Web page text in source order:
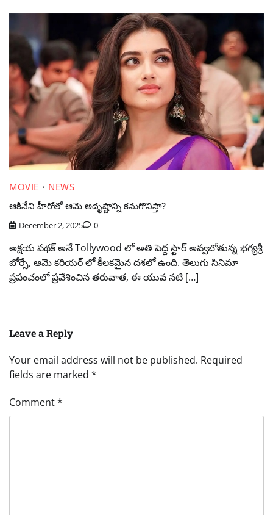
MOVIE
NEWS
ఆకినేని హీరోతో ఆమె అదృష్టాన్ని కనుగొనిస్తా?
December 2, 2025 0
అక్షయ పథక్ అనే Tollywood లో అతి పెద్ద స్టార్ అవ్వబోతున్న భగ్యశ్రీ
బోర్సే, ఆమె కరియర్ లో కీలకమైన దశలో ఉంది. తెలుగు సినిమా
ప్రపంచంలో ప్రవేశించిన తరువాత, ఈ యువ నటి […]
Leave a Reply
Your email address will not be published. Required
fields are marked *
Comment*